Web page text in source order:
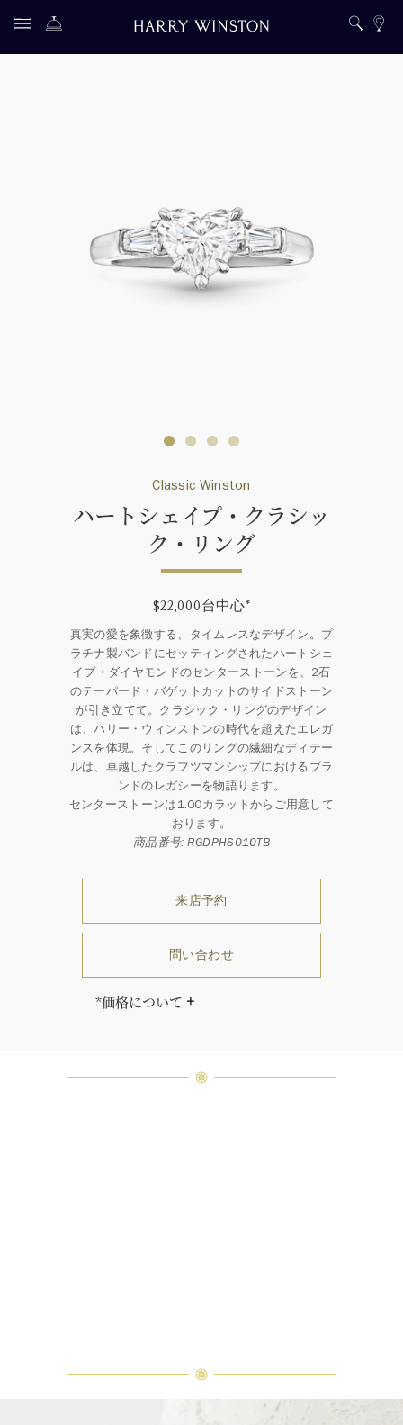
Classic Winston
ハートシェイプ・クラシッ
ク・リング
$22,000台中心*
真実の愛を象徴する、タイムレスなデザイン。プ
ラチナ製バンドにセッティングされたハートシェ
イプ・ダイヤモンドのセンターストーンを、2石
のテーパード・バゲットカットのサイドストーン
が引き立てて。クラシック・リングのデザイン
は、ハリー・ウィンストンの時代を超えたエレガ
ンスを体現。そしてこのリングの繊細なディテー
ルは、卓越したクラフツマンシップにおけるブラ
ンドのレガシーを物語ります。
センターストーンは1.00カラットからご用意して
おります。
商品番号: RGDPHS010TB
来店予約
問い合わせ
*価格について
ありません」創始者ハリー・ウィン
ウィンストン・トゥルーリー・バンドリングとエメラルドカッ